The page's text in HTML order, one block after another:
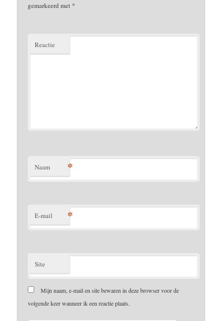
gemarkeerd met *
Reactie
Naam *
E-mail *
Site
Mijn naam, e-mail en site bewaren in deze browser voor de
volgende keer wanneer ik een reactie plaats.